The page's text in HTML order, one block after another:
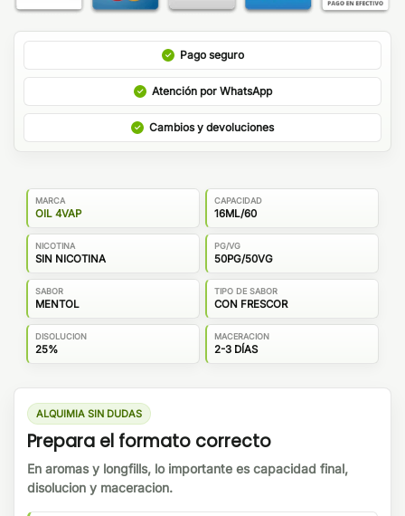
Pago seguro
Atención por WhatsApp
Cambios y devoluciones
MARCA
OIL 4VAP
CAPACIDAD
16ML/60
NICOTINA
SIN NICOTINA
PG/VG
50PG/50VG
SABOR
MENTOL
TIPO DE SABOR
CON FRESCOR
DISOLUCION
25%
MACERACION
2-3 DÍAS
ALQUIMIA SIN DUDAS
Prepara el formato correcto
En aromas y longfills, lo importante es capacidad final,
disolucion y maceracion.